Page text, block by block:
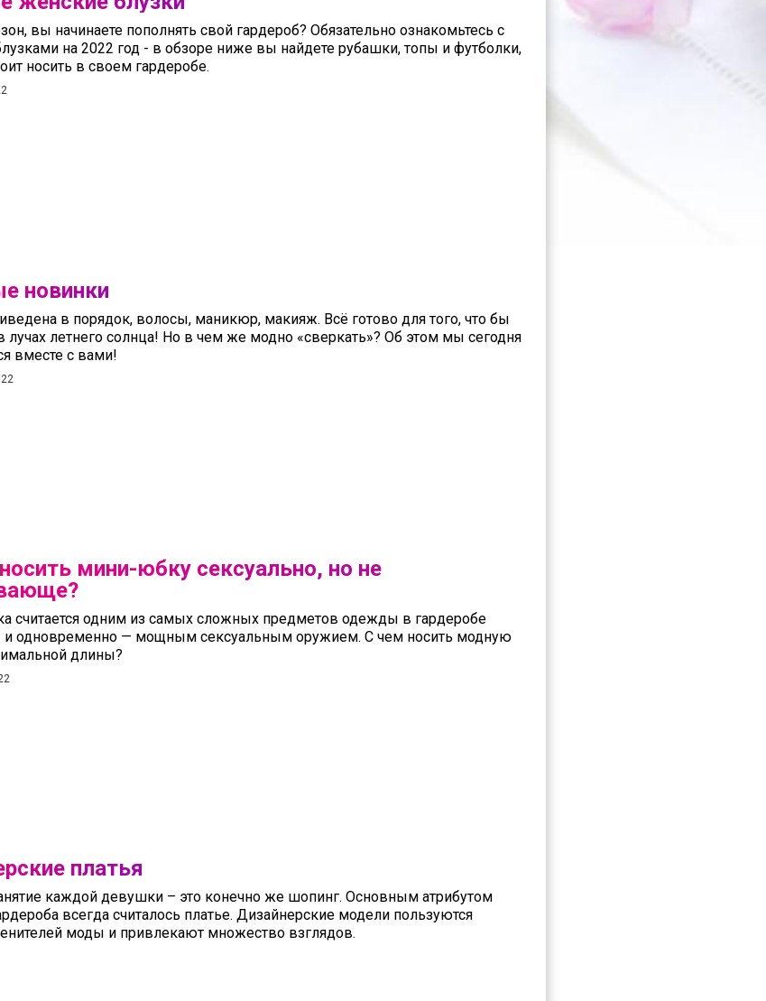
вы начинаете пополнять свой гардероб? Обязательно ознакомьтесь с
на 2022 год - в обзоре ниже вы найдете рубашки, топы и футболки,
носить в своем гардеробе.
новинки
в порядок, волосы, маникюр, макияж. Всё готово для того, что бы
лучах летнего солнца! Но в чем же модно «сверкать»? Об этом мы сегодня
вместе с вами!
мини-юбку сексуально, но не
считается одним из самых сложных предметов одежды в гардеробе
одновременно — мощным сексуальным оружием. С чем носить модную
длины?
платья
каждой девушки – это конечно же шопинг. Основным атрибутом
всегда считалось платье. Дизайнерские модели пользуются
моды и привлекают множество взглядов.